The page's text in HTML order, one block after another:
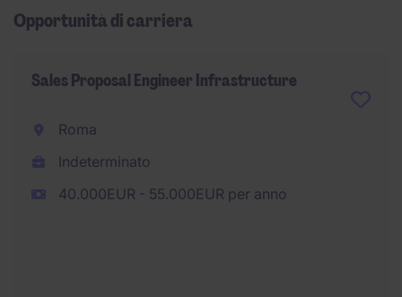
Opportunità di carriera
Sales Proposal Engineer Infrastructure
Roma
Indeterminato
40.000EUR - 55.000EUR per anno